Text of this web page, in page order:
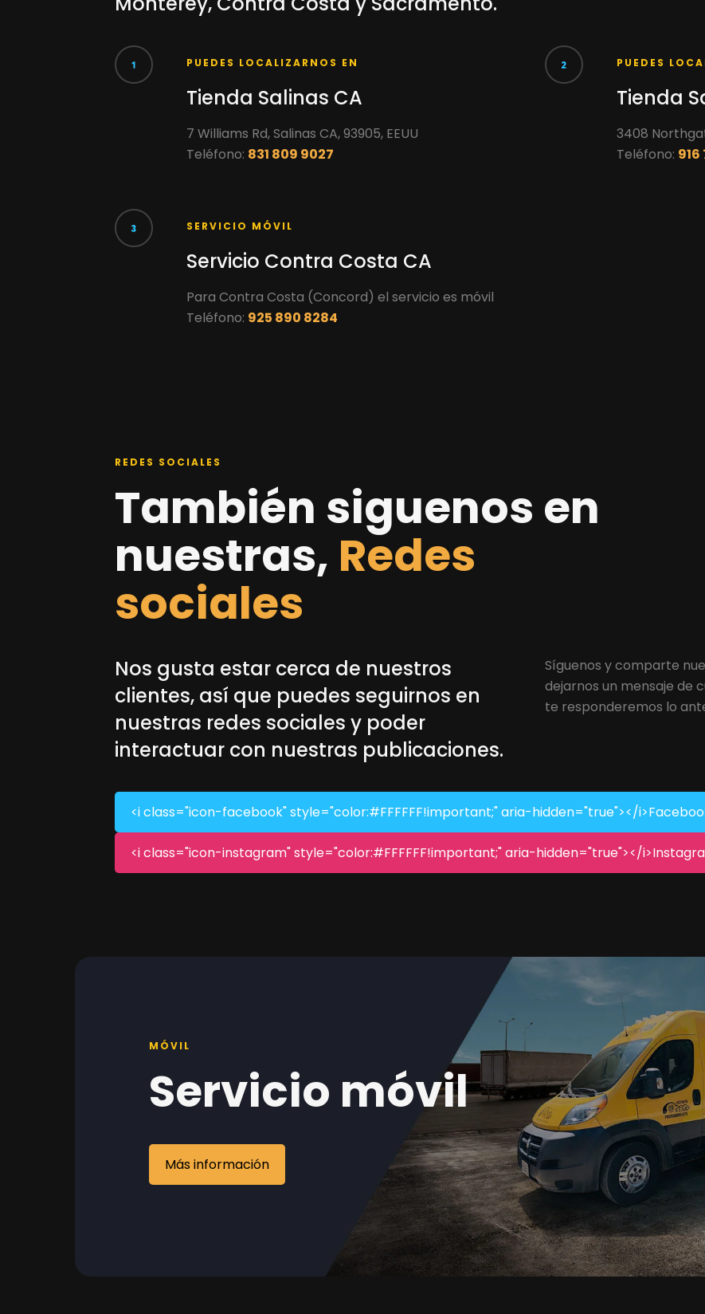
PUEDES LOCALIZARNOS EN
Tienda Salinas CA
7 Williams Rd, Salinas CA, 93905, EEUU
Teléfono: 831 809 9027
PUEDES
Tienda
3408
Teléfono:
SERVICIO MÓVIL
Servicio Contra Costa CA
Para Contra Costa (Concord) el servicio es móvil
Teléfono: 925 890 8284
REDES SOCIALES
También siguenos en
nuestras, Redes
sociales
Nos gusta estar cerca de nuestros
clientes, así que puedes seguirnos en
nuestras redes sociales y poder
interactuar con nuestras publicaciones.
Síguenos y comparte
dejarnos un mensaje de
te responderemos lo
<i class="icon-facebook" style="color:#FFFFFF!important;" aria-hidden="true"></i>
<i class="icon-instagram" style="color:#FFFFFF!important;" aria-hidden="true"></i>
MÓVIL
Servicio móvil
Más información